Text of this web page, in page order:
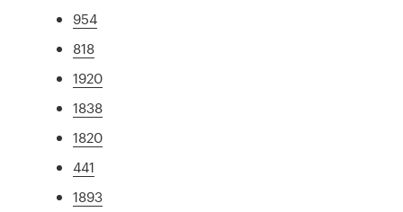
954
818
1920
1838
1820
441
1893